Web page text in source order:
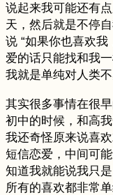
说起来我可能还有
天，然后就是不停
说 “如果你也喜欢
爱的话只能找和我
我就是单纯对人类
其实很多事情在很
初中的时候，和高
我还奇怪原来说喜
短信恋爱，中间可
知道我就能说我只
所有的喜欢都非常